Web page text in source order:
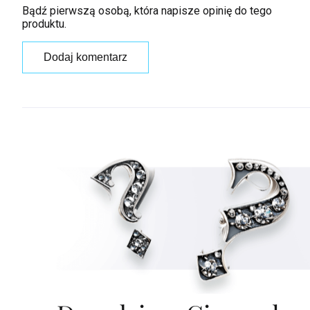
Bądź pierwszą osobą, która napisze opinię do tego
produktu.
Dodaj komentarz